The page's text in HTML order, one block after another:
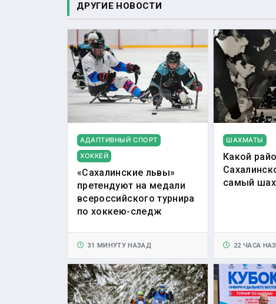
ДРУГИЕ НОВОСТИ
АДАПТИВНЫЙ СПОРТ
ХОККЕЙ
«Сахалинские львы»
претендуют на медали
всероссийского турнира
по хоккею-следж
31 МИНУТУ НАЗАД
ШАХМАТЫ
Какой
самый
22 ЧАСА